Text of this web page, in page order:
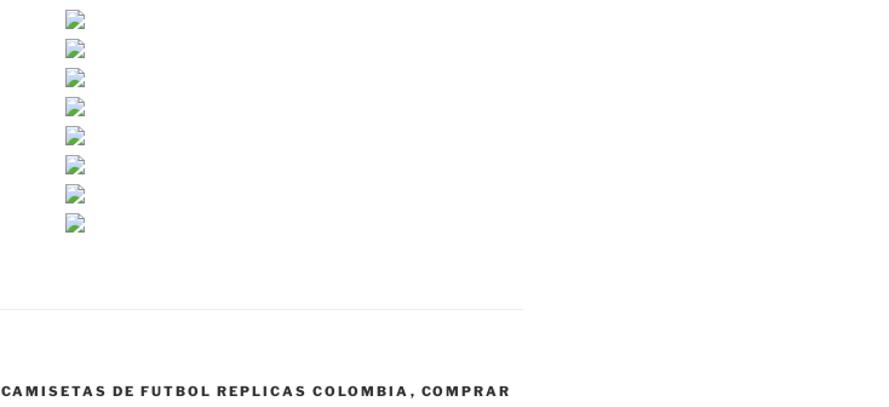
CAMISETAS DE FUTBOL REPLICAS COLOMBIA , COMPRAR